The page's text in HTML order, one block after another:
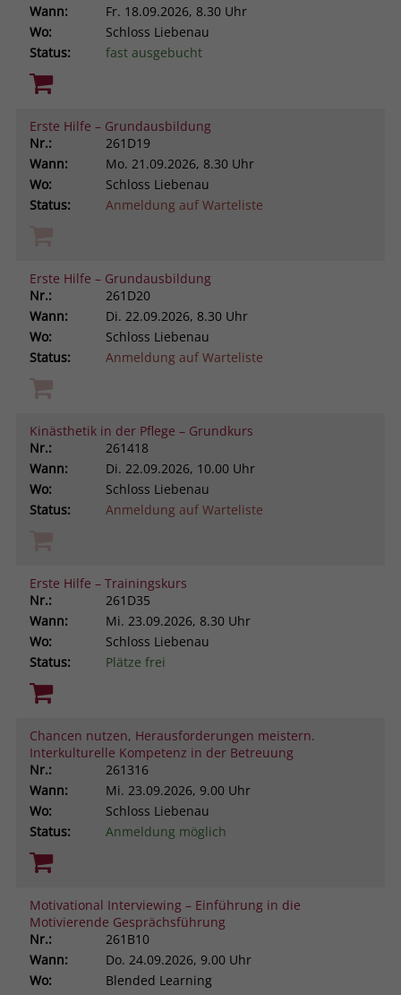
Wann:
Fr. 18.09.2026, 8.30 Uhr
Wo:
Schloss Liebenau
Status:
fast ausgebucht
Erste Hilfe – Grundausbildung
Nr.:
261D19
Wann:
Mo. 21.09.2026, 8.30 Uhr
Wo:
Schloss Liebenau
Status:
Anmeldung auf Warteliste
Erste Hilfe – Grundausbildung
Nr.:
261D20
Wann:
Di. 22.09.2026, 8.30 Uhr
Wo:
Schloss Liebenau
Status:
Anmeldung auf Warteliste
Kinästhetik in der Pflege – Grundkurs
Nr.:
261418
Wann:
Di. 22.09.2026, 10.00 Uhr
Wo:
Schloss Liebenau
Status:
Anmeldung auf Warteliste
Erste Hilfe – Trainingskurs
Nr.:
261D35
Wann:
Mi. 23.09.2026, 8.30 Uhr
Wo:
Schloss Liebenau
Status:
Plätze frei
Chancen nutzen, Herausforderungen meistern.
Interkulturelle Kompetenz in der Betreuung
Nr.:
261316
Wann:
Mi. 23.09.2026, 9.00 Uhr
Wo:
Schloss Liebenau
Status:
Anmeldung möglich
Motivational Interviewing – Einführung in die
Motivierende Gesprächsführung
Nr.:
261B10
Wann:
Do. 24.09.2026, 9.00 Uhr
Wo:
Blended Learning